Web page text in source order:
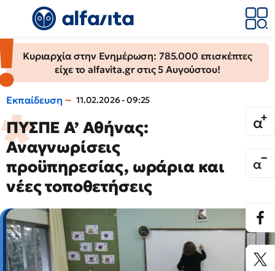
Κυριαρχία στην Ενημέρωση: 785.000 επισκέπτες
είχε το alfavita.gr στις 5 Αυγούστου!
Εκπαίδευση 11.02.2026 - 09:25
ΠΥΣΠΕ Α’ Αθήνας:
Αναγνωρίσεις
προϋπηρεσίας, ωράρια και
νέες τοποθετήσεις